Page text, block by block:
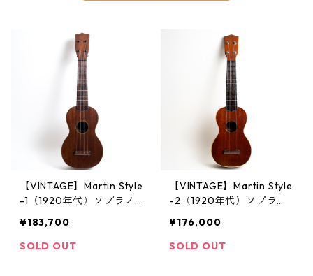
【VINTAGE】Martin Style
-1（1920年代）ソプラノ
¥183,700
SOLD OUT
【VINTAGE】Martin Style
-2（1920年代）ソプラノ
¥176,000
SOLD OUT